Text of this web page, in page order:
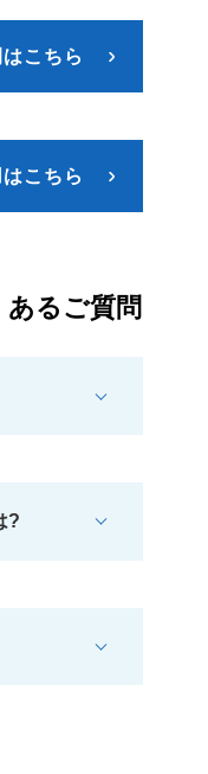
こちら
こちら
るご質問
?